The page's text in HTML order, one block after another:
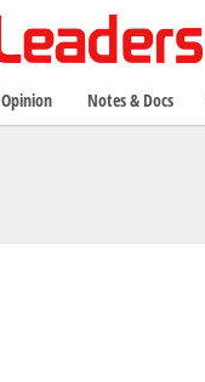
Opinion Notes & Docs